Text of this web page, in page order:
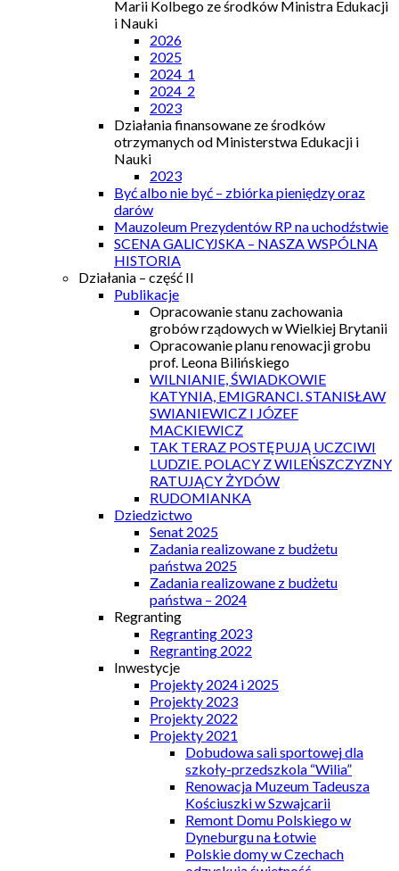
Marii Kolbego ze środków Ministra Edukacji
i Nauki
2026
2025
2024_1
2024_2
2023
Działania finansowane ze środków
otrzymanych od Ministerstwa Edukacji i
Nauki
2023
Być albo nie być – zbiórka pieniędzy oraz
darów
Mauzoleum Prezydentów RP na uchodźstwie
SCENA GALICYJSKA – NASZA WSPÓLNA
HISTORIA
Działania – część II
Publikacje
Opracowanie stanu zachowania
grobów rządowych w Wielkiej Brytanii
Opracowanie planu renowacji grobu
prof. Leona Bilińskiego
WILNIANIE, ŚWIADKOWIE
KATYNIA, EMIGRANCI. STANISŁAW
SWIANIEWICZ I JÓZEF
MACKIEWICZ
TAK TERAZ POSTĘPUJĄ UCZCIWI
LUDZIE. POLACY Z WILEŃSZCZYZNY
RATUJĄCY ŻYDÓW
RUDOMIANKA
Dziedzictwo
Senat 2025
Zadania realizowane z budżetu
państwa 2025
Zadania realizowane z budżetu
państwa – 2024
Regranting
Regranting 2023
Regranting 2022
Inwestycje
Projekty 2024 i 2025
Projekty 2023
Projekty 2022
Projekty 2021
Dobudowa sali sportowej dla
szkoły-przedszkola “Wilia”
Renowacja Muzeum Tadeusza
Kościuszki w Szwajcarii
Remont Domu Polskiego w
Dyneburgu na Łotwie
Polskie domy w Czechach